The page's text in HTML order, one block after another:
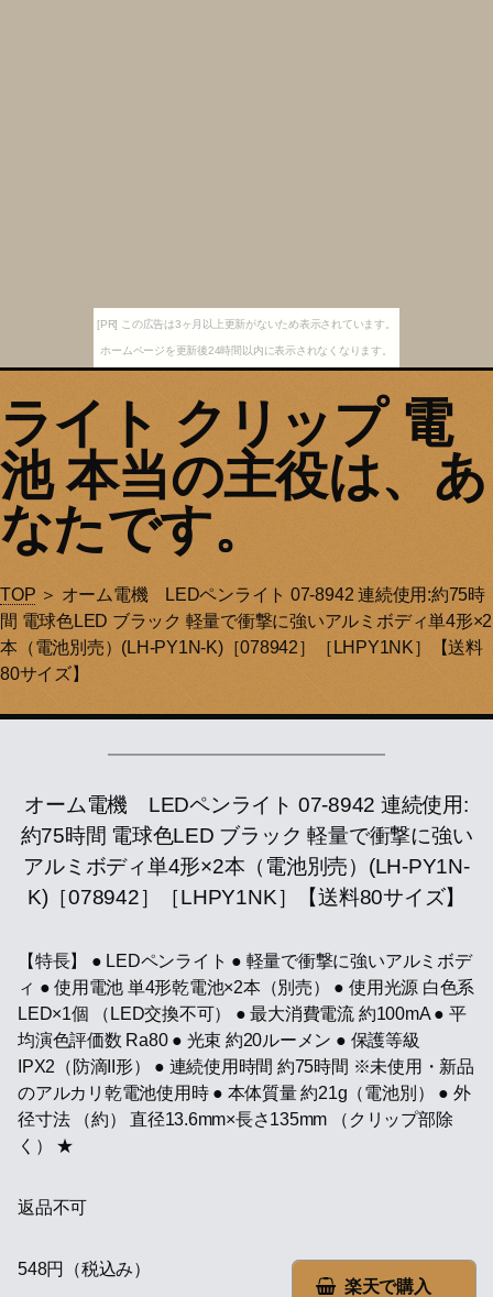
[PR] この広告は3ヶ月以上更新がないため表示されています。
ホームページを更新後24時間以内に表示されなくなります。
ライト クリップ 電
池 本当の主役は、あ
なたです。
TOP ＞ オーム電機 LEDペンライト 07-8942 連続使用:約75時
間 電球色LED ブラック 軽量で衝撃に強いアルミボディ単4形×2
本（電池別売）(LH-PY1N-K)［078942］［LHPY1NK］【送料
80サイズ】
オーム電機 LEDペンライト 07-8942 連続使用:
約75時間 電球色LED ブラック 軽量で衝撃に強い
アルミボディ単4形×2本（電池別売）(LH-PY1N-
K)［078942］［LHPY1NK］【送料80サイズ】
【特長】 ● LEDペンライト ● 軽量で衝撃に強いアルミボデ
ィ ● 使用電池 単4形乾電池×2本（別売） ● 使用光源 白色系
LED×1個 （LED交換不可） ● 最大消費電流 約100mA ● 平
均演色評価数 Ra80 ● 光束 約20ルーメン ● 保護等級
IPX2（防滴II形） ● 連続使用時間 約75時間 ※未使用・新品
のアルカリ乾電池使用時 ● 本体質量 約21g（電池別） ● 外
径寸法 （約） 直径13.6mm×長さ135mm （クリップ部除
く） ★
返品不可
楽天で購入
548円（税込み）